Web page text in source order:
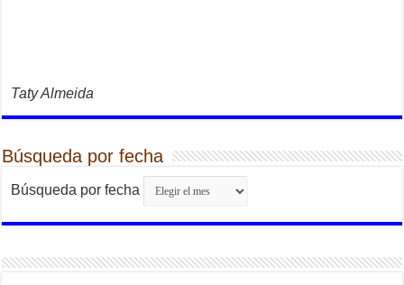
Taty Almeida
Búsqueda por fecha
Búsqueda por fecha